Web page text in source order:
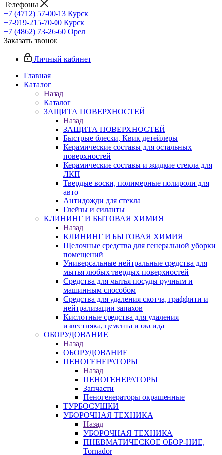
Телефоны
+7 (4712) 57-00-13 Курск
+7-919-215-70-00 Курск
+7 (4862) 73-26-60 Орел
Заказать звонок
Личный кабинет
Главная
Каталог
Назад
Каталог
ЗАЩИТА ПОВЕРХНОСТЕЙ
Назад
ЗАЩИТА ПОВЕРХНОСТЕЙ
Быстрые блески, Квик детейлеры
Керамические составы для остальных
поверхностей
Керамические составы и жидкие стекла для
ЛКП
Твердые воски, полимерные полироли для
авто
Антидожди для стекла
Глейзы и силанты
КЛИНИНГ И БЫТОВАЯ ХИМИЯ
Назад
КЛИНИНГ И БЫТОВАЯ ХИМИЯ
Щелочные средства для генеральной уборки
помещений
Универсальные нейтральные средства для
мытья любых твердых поверхностей
Средства для мытья посуды ручным и
машинным способом
Средства для удаления скотча, граффити и
нейтрализации запахов
Кислотные средства для удаления
известняка, цемента и оксида
ОБОРУДОВАНИЕ
Назад
ОБОРУДОВАНИЕ
ПЕНОГЕНЕРАТОРЫ
Назад
ПЕНОГЕНЕРАТОРЫ
Запчасти
Пеногенераторы окрашенные
ТУРБОСУШКИ
УБОРОЧНАЯ ТЕХНИКА
Назад
УБОРОЧНАЯ ТЕХНИКА
ПНЕВМАТИЧЕСКОЕ ОБОР-НИЕ,
Tornador